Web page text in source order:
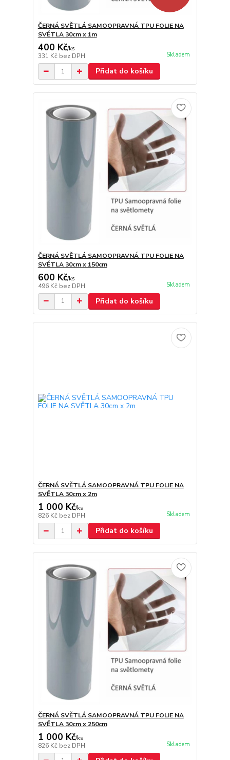
ČERNÁ SVĚTLÁ SAMOOPRAVNÁ TPU FOLIE NA
SVĚTLA 30cm x 1m
400 Kč/ks
331 Kč bez DPH Skladem
Přidat do košíku
ČERNÁ SVĚTLÁ SAMOOPRAVNÁ TPU FOLIE NA
SVĚTLA 30cm x 150cm
600 Kč/ks
496 Kč bez DPH Skladem
Přidat do košíku
ČERNÁ SVĚTLÁ SAMOOPRAVNÁ TPU FOLIE NA
SVĚTLA 30cm x 2m
1 000 Kč/ks
826 Kč bez DPH Skladem
Přidat do košíku
ČERNÁ SVĚTLÁ SAMOOPRAVNÁ TPU FOLIE NA
SVĚTLA 30cm x 250cm
1 000 Kč/ks
826 Kč bez DPH Skladem